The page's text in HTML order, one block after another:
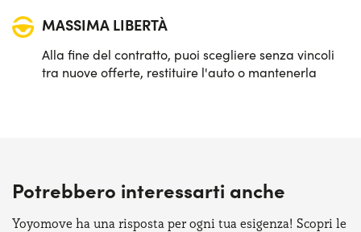
MASSIMA LIBERTÀ
Alla fine del contratto, puoi scegliere senza vincoli
tra nuove offerte, restituire l'auto o mantenerla
Potrebbero interessarti anche
Yoyomove ha una risposta per ogni tua esigenza! Scopri le